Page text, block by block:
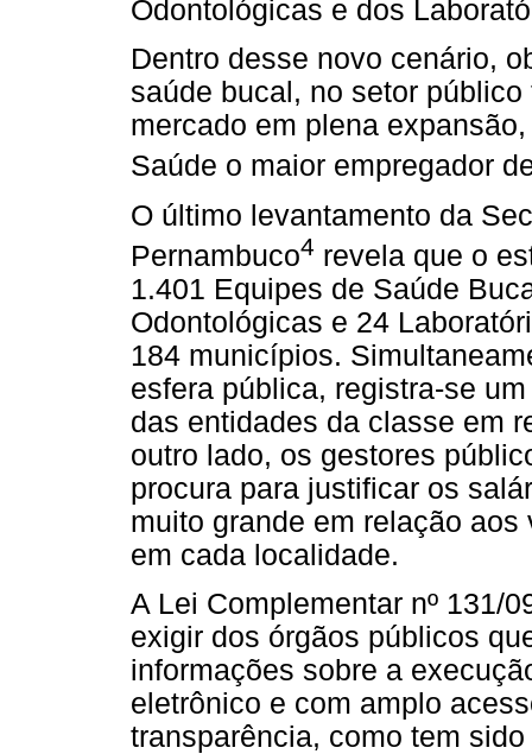
Odontológicas e dos
Dentro desse novo cenário,
saúde bucal, no setor
mercado em plena
Saúde o maior empregador
O último levantamento da
Pernambuco4 revela que o
1.401 Equipes de Saúde
Odontológicas e 24
184 municípios.
esfera pública, registra-se
das entidades da classe em
outro lado, os gestores
procura para justificar os
muito grande em relação
em cada localidade.
A Lei Complementar nº 131/
exigir dos órgãos públicos
informações sobre a
eletrônico e com amplo
transparência, como tem